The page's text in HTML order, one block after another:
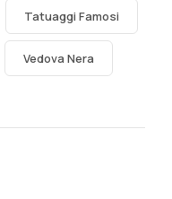
Tatuaggi Famosi
Vedova Nera